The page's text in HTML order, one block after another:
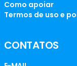
Como apoiar
Termos de uso e
CONTATOS